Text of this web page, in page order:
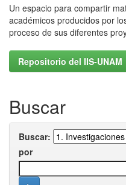
Un espacio para compartir
académicos producidos por
proceso de sus diferentes
Repositorio del IIS-UNAM
Buscar
Buscar:
por